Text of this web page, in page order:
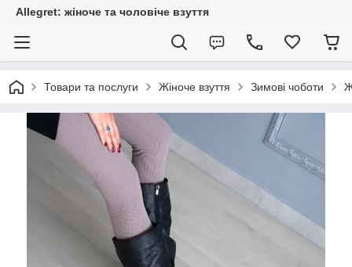
Allegret: жіноче та чоловіче взуття
Товари та послуги Жіноче взуття Зимові чоботи